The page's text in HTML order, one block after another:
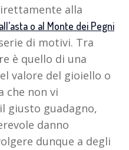
alla
all’asta o al Monte dei Pegni
di motivi. Tra
è quello di una
valore del gioiello o
che non vi
giusto guadagno,
danno
dunque a degli